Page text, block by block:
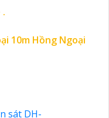
.
10m Hồng Ngoại